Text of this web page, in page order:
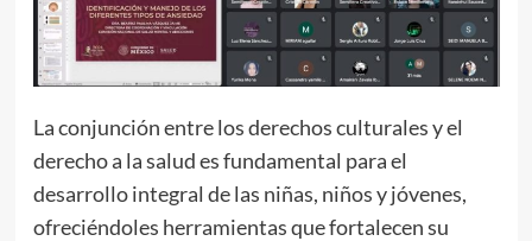
La conjunción entre los derechos culturales y el
derecho a la salud es fundamental para el
desarrollo integral de las niñas, niños y jóvenes,
ofreciéndoles herramientas que fortalecen su